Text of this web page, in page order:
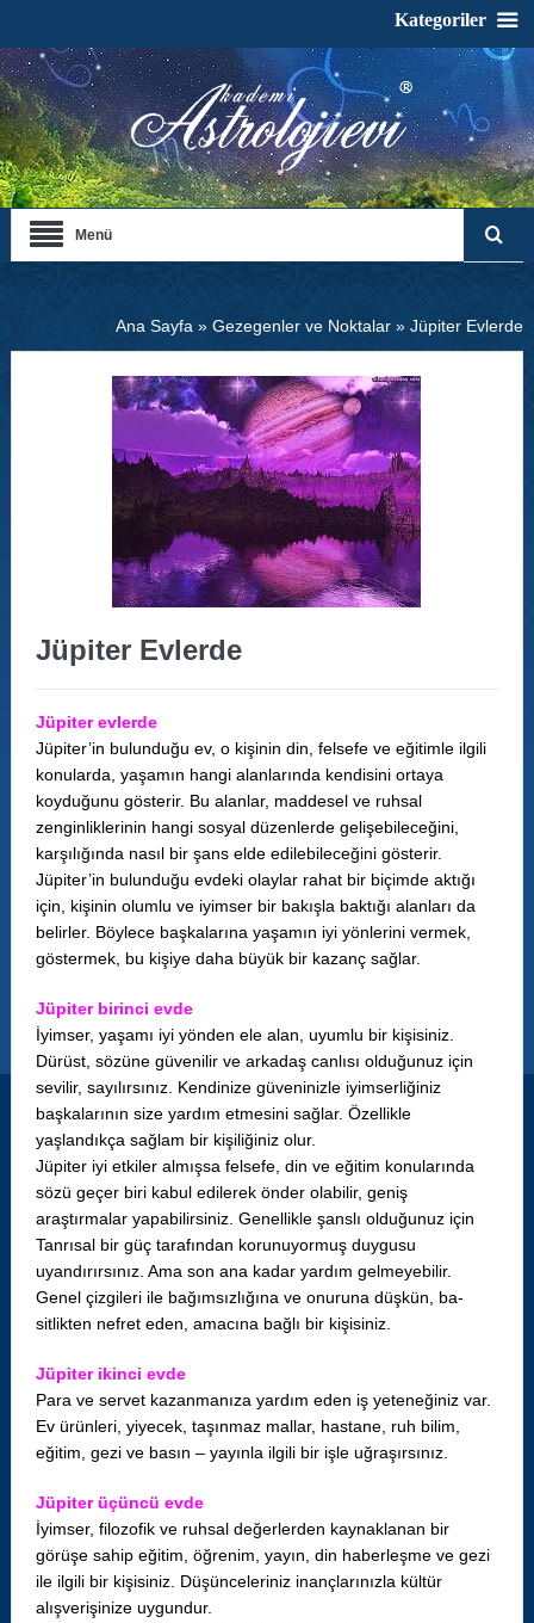
Menü
Ana Sayfa »Gezegenler ve Noktalar »Jüpiter Evlerde
Jüpiter Evlerde
Jüpiter evlerde
Jüpiter’in bulunduğu ev, o kişinin din, felsefe ve eğitimle ilgili
konularda, yaşamın hangi alanlarında kendisini ortaya
koyduğunu gösterir. Bu alanlar, maddesel ve ruhsal
zenginliklerinin hangi sosyal düzenlerde gelişebileceğini,
karşılığında nasıl bir şans elde edilebileceğini gösterir.
Jüpiter’in bulunduğu evdeki olaylar rahat bir biçimde aktığı
için, kişinin olumlu ve iyimser bir bakışla baktığı alanları da
belirler. Böylece başkalarına yaşamın iyi yönlerini vermek,
göstermek, bu kişiye daha büyük bir kazanç sağlar.
Jüpiter birinci evde
İyimser, yaşamı iyi yönden ele alan, uyumlu bir kişisiniz.
Dürüst, sözüne güvenilir ve arkadaş canlısı olduğunuz için
sevilir, sayılırsınız. Kendinize güveninizle iyimserliğiniz
başkalarının size yardım etmesini sağlar. Özellikle
yaşlandıkça sağlam bir kişiliğiniz olur.
Jüpiter iyi etkiler almışsa felsefe, din ve eğitim konularında
sözü geçer biri kabul edilerek önder olabilir, geniş
araştırmalar yapabilirsiniz. Genellikle şanslı olduğunuz için
Tanrısal bir güç tarafından korunuyormuş duygusu
uyandırırsınız. Ama son ana kadar yardım gelmeyebilir.
Genel çizgileri ile bağımsızlığına ve onuruna düşkün, ba-
sitlikten nefret eden, amacına bağlı bir kişisiniz.
Jüpiter ikinci evde
Para ve servet kazanmanıza yardım eden iş yeteneğiniz var.
Ev ürünleri, yiyecek, taşınmaz mallar, hastane, ruh bilim,
eğitim, gezi ve basın – yayınla ilgili bir işle uğraşırsınız.
Jüpiter üçüncü evde
İyimser, filozofik ve ruhsal değerlerden kaynaklanan bir
görüşe sahip eğitim, öğrenim, yayın, din haberleşme ve gezi
ile ilgili bir kişisiniz. Düşünceleriniz inançlarınızla kültür
alışverişinize uygundur.
Kategoriler